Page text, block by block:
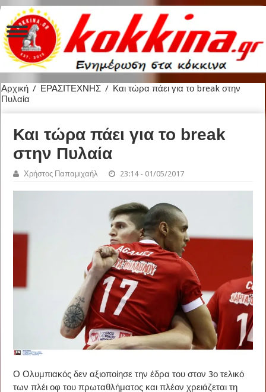
Αρχική / ΕΡΑΣΙΤΕΧΝΗΣ / Και τώρα πάει για το break στην
Πυλαία
Και τώρα πάει για το break
στην Πυλαία
Χρήστος Παπαμιχαήλ 23:14 - 01/05/2017
Ο Ολυμπιακός δεν αξιοποίησε την έδρα του στον 3ο τελικό
των πλέι οφ του πρωταθλήματος και πλέον χρειάζεται τη